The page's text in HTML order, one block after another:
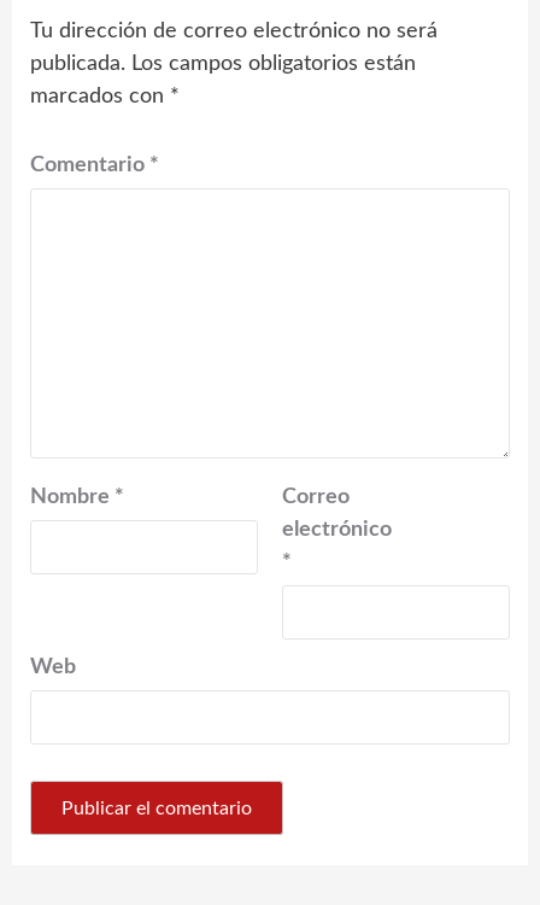
Tu dirección de correo electrónico no será
publicada. Los campos obligatorios están
marcados con *
Comentario *
Nombre *
Correo
electrónico
*
Web